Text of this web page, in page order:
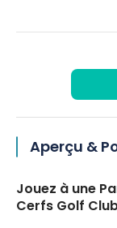
Aperçu &
Jouez à une
Cerfs Golf